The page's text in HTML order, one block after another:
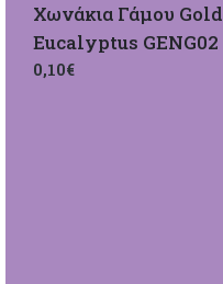
Χωνάκια Γάμου
Eucalyptus GENG02
0,10€